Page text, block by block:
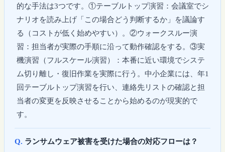
的な手法は3つです。①テーブルトップ演習：会議室でシ
ナリオを読み上げ「この場合どう判断するか」を議論す
る（コストが低く始めやすい）。②ウォークスルー演
習：担当者が実際の手順に沿って動作確認をする。③実
機演習（フルスケール演習）：本番に近い環境でシステ
ム切り離し・復旧作業を実際に行う。中小企業には、年1
回テーブルトップ演習を行い、連絡先リストの確認と担
当者の変更を反映させることから始めるのが現実的で
す。
ランサムウェア被害を受けた場合の対応フローは？